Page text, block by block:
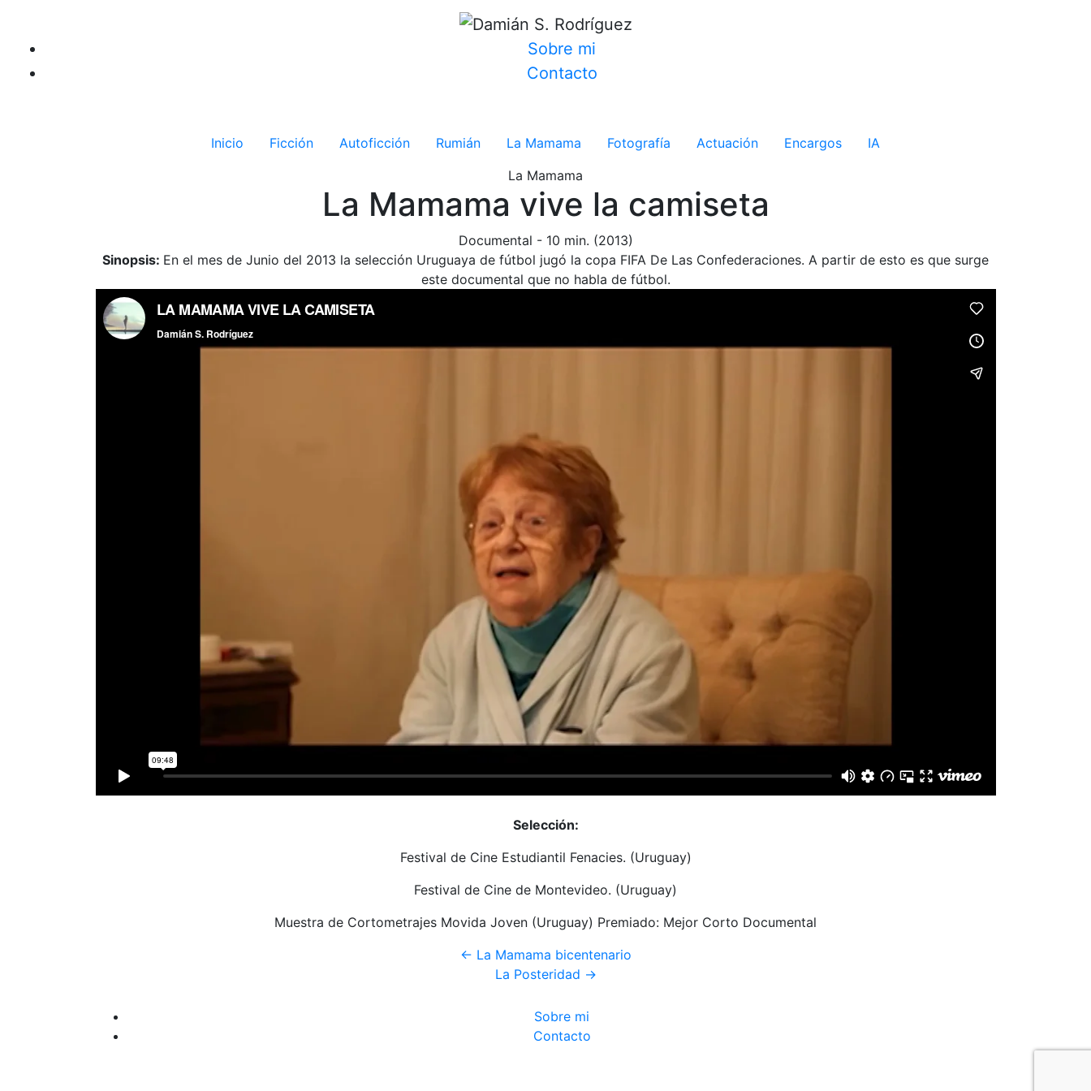
Sobre mi
Contacto
Inicio Ficción Autoficción Rumián La Mamama Fotografía Actuación Encargos
IA
La Mamama
La Mamama vive la camiseta
Documental - 10 min. (2013)
Sinopsis: En el mes de Junio del 2013 la selección Uruguaya de fútbol jugó la copa FIFA De Las Confederaciones. A partir de esto es que surge
este documental que no habla de fútbol.
Selección:
Festival de Cine Estudiantil Fenacies. (Uruguay)
Festival de Cine de Montevideo. (Uruguay)
Muestra de Cortometrajes Movida Joven (Uruguay) Premiado: Mejor Corto Documental
entradas
← La Mamama bicentenario
La Posteridad →
Sobre mi
Contacto